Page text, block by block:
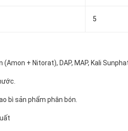
5
+ Nitorat), DAP, MAP, Kali
bì sản phẩm phân bón.